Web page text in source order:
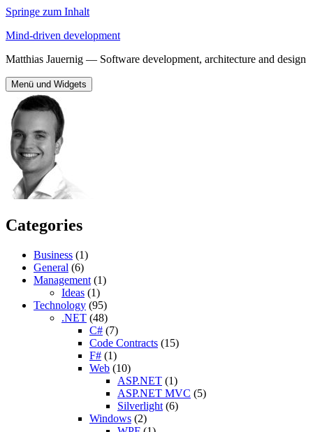
Springe zum Inhalt
Mind-driven development
Matthias Jauernig — Software development, architecture and design
Menü und Widgets
Categories
Business (1)
General (6)
Management (1)
Ideas (1)
Technology (95)
.NET (48)
C# (7)
Code Contracts (15)
F# (1)
Web (10)
ASP.NET (1)
ASP.NET MVC (5)
Silverlight (6)
Windows (2)